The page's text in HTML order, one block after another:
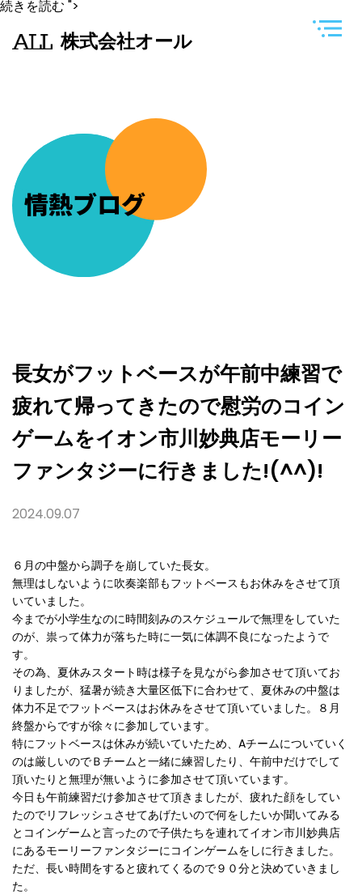
続きを読む 長
が
フ
午
で
疲
て
の
コ
イ
ン
ゲ
ー
ム
イ
オ
市
川
店
モ
ー
リ
ー
フ
ァ
タ
ジ
ー
に
行
き
ま
し
た!
(^^)!
">
株式会社オール
情熱ブログ
長女がフットベースが午前中練習で
疲れて帰ってきたので慰労のコイン
ゲームをイオン市川妙典店モーリー
ファンタジーに行きました!(^^)!
2024.09.07
６月の中盤から調子を崩していた長女。
無理はしないように吹奏楽部もフットベースもお休みをさせて頂
いていました。
今までが小学生なのに時間刻みのスケジュールで無理をしていた
のが、祟って体力が落ちた時に一気に体調不良になったようで
す。
その為、夏休みスタート時は様子を見ながら参加させて頂いてお
りましたが、猛暑が続き大量区低下に合わせて、夏休みの中盤は
体力不足でフットベースはお休みをさせて頂いていました。８月
終盤からですが徐々に参加しています。
特にフットベースは休みが続いていたため、Aチームについていく
のは厳しいのでＢチームと一緒に練習したり、午前中だけでして
頂いたりと無理が無いように参加させて頂いています。
今日も午前練習だけ参加させて頂きましたが、疲れた顔をしてい
たのでリフレッシュさせてあげたいので何をしたいか聞いてみる
とコインゲームと言ったので子供たちを連れてイオン市川妙典店
にあるモーリーファンタジーにコインゲームをしに行きました。
ただ、長い時間をすると疲れてくるので９０分と決めていきまし
た。